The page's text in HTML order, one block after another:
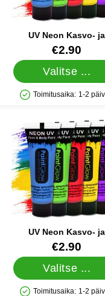
UV Neon Kasvo- ja
Vartalomaali Vihreä 10
Tuote.nro 8203€2.90
Valitse ...
Saatavuus: Varastossa
Toimitusaika: 1-2
UV Neon Kasvo- ja
Vartalomaali Keltainen
Tuote.nro 8204€2.90
Valitse ...
Toimitusaika: 1-2
uV Neon Kasvo- ja